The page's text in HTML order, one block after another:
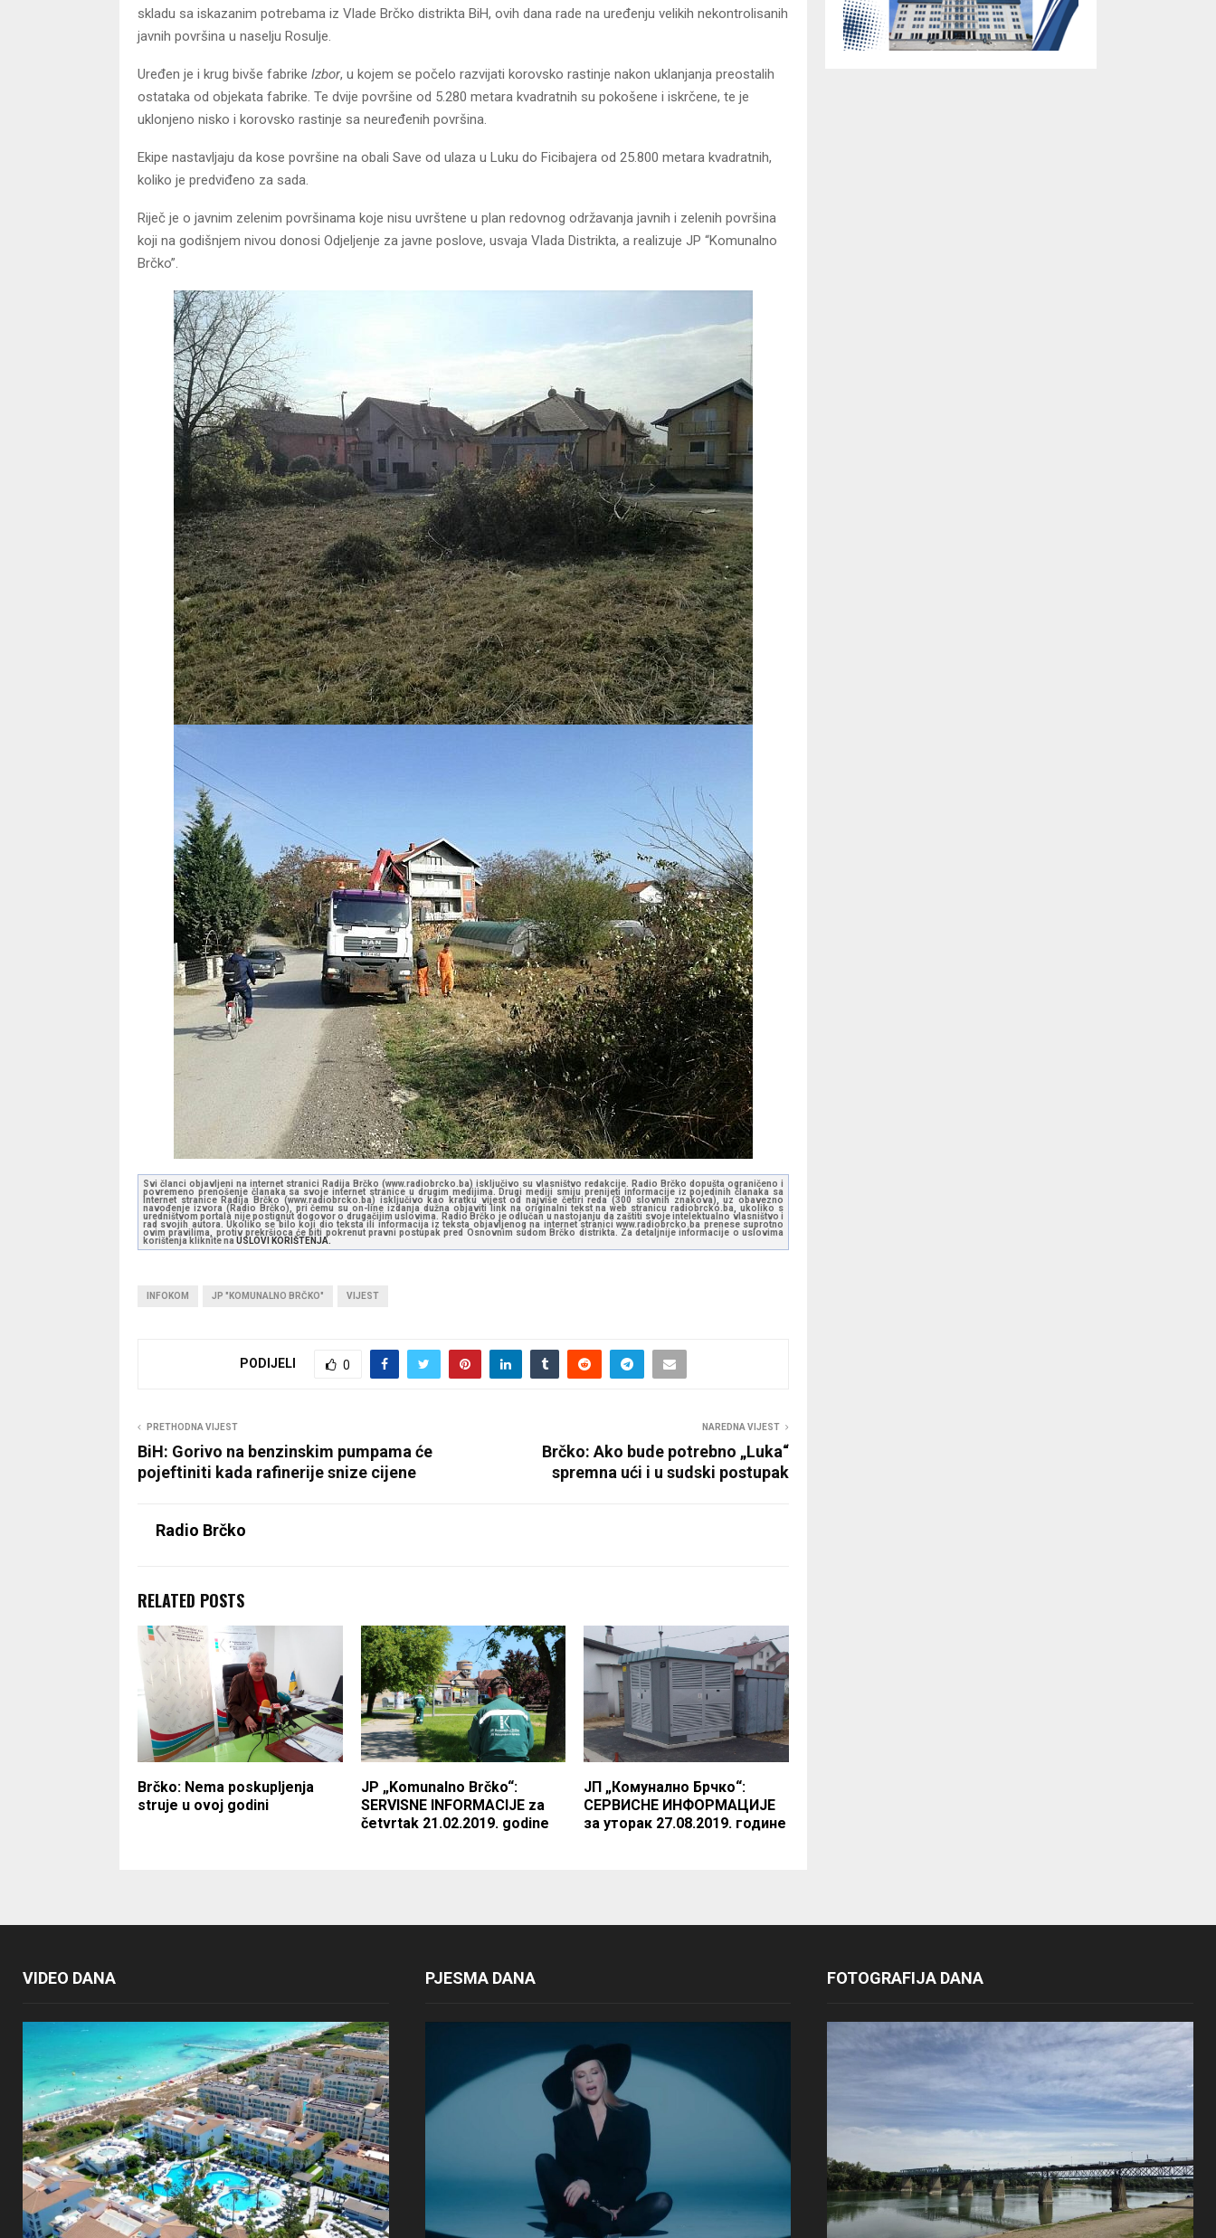
skladu sa iskazanim potrebama iz Vlade Brčko distrikta BiH, ovih dana rade na uređenju velikih nekontrolisanih
javnih površina u naselju Rosulje.
Uređen je i krug bivše fabrike Izbor, u kojem se počelo razvijati korovsko rastinje nakon uklanjanja preostalih
ostataka od objekata fabrike. Te dvije površine od 5.280 metara kvadratnih su pokošene i iskrčene, te je
uklonjeno nisko i korovsko rastinje sa neuređenih površina.
Ekipe nastavljaju da kose površine na obali Save od ulaza u Luku do Ficibajera od 25.800 metara kvadratnih,
koliko je predviđeno za sada.
Riječ je o javnim zelenim površinama koje nisu uvrštene u plan redovnog održavanja javnih i zelenih površina
koji na godišnjem nivou donosi Odjeljenje za javne poslove, usvaja Vlada Distrikta, a realizuje JP “Komunalno
Brčko”.
Svi članci objavljeni na internet stranici Radija Brčko (www.radiobrcko.ba) isključivo su vlasništvo redakcije. Radio Brčko dopušta ograničeno i
povremeno prenošenje članaka sa svoje internet stranice u drugim medijima. Drugi mediji smiju prenijeti informacije iz pojedinih članaka sa
Internet stranice Radija Brčko (www.radiobrcko.ba) isključivo kao kratku vijest od najviše četiri reda (300 slovnih znakova), uz obavezno
navođenje izvora (Radio Brčko), pri čemu su on-line izdanja dužna objaviti link na originalni tekst na web stranicu radiobrcko.ba, ukoliko s
uredništvom portala nije postignut dogovor o drugačijim uslovima. Radio Brčko je odlučan u nastojanju da zaštiti svoje intelektualno vlasništvo i
rad svojih autora. Ukoliko se bilo koji dio teksta ili informacija iz teksta objavljenog na internet stranici www.radiobrcko.ba prenese suprotno
ovim pravilima, protiv prekršioca će biti pokrenut pravni postupak pred Osnovnim sudom Brčko distrikta. Za detaljnije informacije o uslovima
korištenja kliknite na USLOVI KORIŠTENJA.
INFOKOM JP "KOMUNALNO BRČKO" VIJEST
PODIJELI 0
PRETHODNA VIJEST
BiH: Gorivo na benzinskim pumpama će
pojeftiniti kada rafinerije snize cijene
NAREDNA VIJEST
Brčko: Ako bude potrebno „Luka“
spremna ući i u sudski postupak
Radio Brčko
RELATED POSTS
Brčko: Nema poskupljenja
struje u ovoj godini
JP „Komunalno Brčko“:
SERVISNE INFORMACIJE za
četvrtak 21.02.2019. godine
ЈП „Комунално Брчко“:
СЕРВИСНЕ ИНФОРМАЦИЈЕ
за уторак 27.08.2019. године
VIDEO DANA PJESMA DANA FOTOGRAFIJA DANA